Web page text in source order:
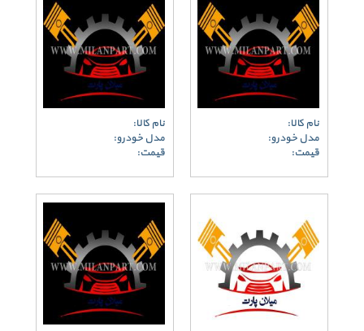
نام کالا:
مدل خودرو:
قیمت:
نام کالا:
مدل خودرو:
قیمت: